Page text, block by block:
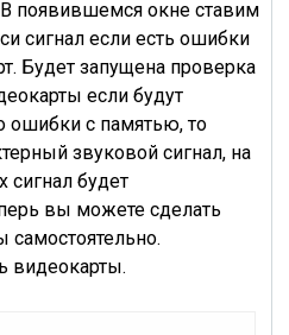
появившемся окне ставим
сигнал если есть ошибки
Будет запущена проверка
если будут
ошибки с памятью, то
звуковой сигнал, на
сигнал будет
вы можете сделать
самостоятельно.
видеокарты.